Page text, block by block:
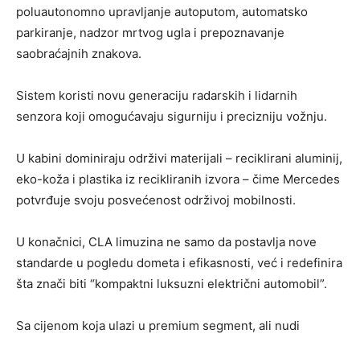
poluautonomno upravljanje autoputom, automatsko
parkiranje, nadzor mrtvog ugla i prepoznavanje
saobraćajnih znakova.
Sistem koristi novu generaciju radarskih i lidarnih
senzora koji omogućavaju sigurniju i precizniju vožnju.
U kabini dominiraju održivi materijali – reciklirani aluminij,
eko-koža i plastika iz recikliranih izvora – čime Mercedes
potvrđuje svoju posvećenost održivoj mobilnosti.
U konačnici, CLA limuzina ne samo da postavlja nove
standarde u pogledu dometa i efikasnosti, već i redefinira
šta znači biti “kompaktni luksuzni električni automobil”.
Sa cijenom koja ulazi u premium segment, ali nudi